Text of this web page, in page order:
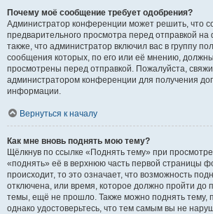
Почему моё сообщение требует одобрения?
Администратор конференции может решить, что
предварительного просмотра перед отправкой
также, что администратор включил вас в группу
сообщения которых, по его или её мнению,
просмотрены перед отправкой. Пожалуйста,
администратором конференции для получения
информации.
Вернуться к началу
Как мне вновь поднять мою тему?
Щёлкнув по ссылке «Поднять тему» при
«поднять» её в верхнюю часть первой страницы
происходит, то это означает, что возможность
отключена, или время, которое должно пройти до
темы, ещё не прошло. Также можно поднять тему,
однако удостоверьтесь, что тем самым вы не